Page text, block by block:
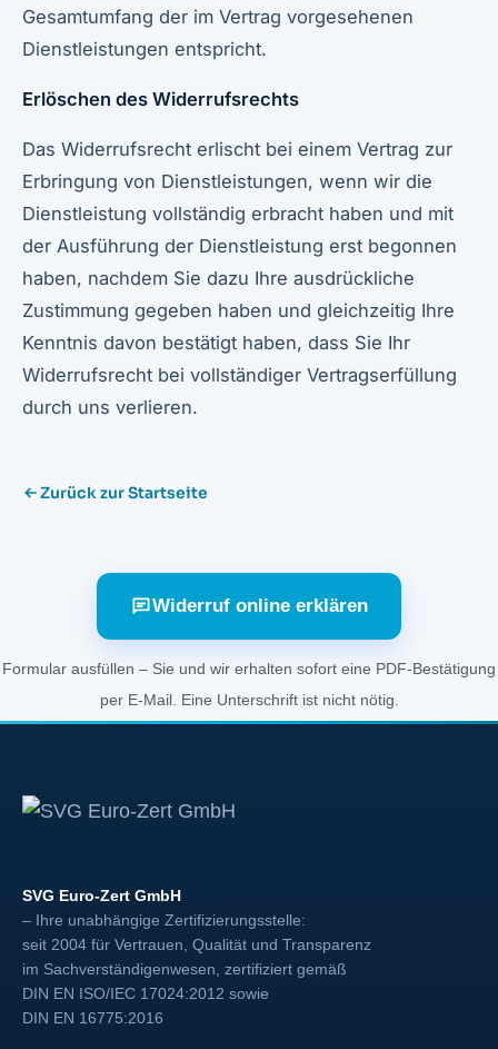
Gesamtumfang der im Vertrag vorgesehenen
Dienstleistungen entspricht.
Erlöschen des Widerrufsrechts
Das Widerrufsrecht erlischt bei einem Vertrag zur
Erbringung von Dienstleistungen, wenn wir die
Dienstleistung vollständig erbracht haben und mit
der Ausführung der Dienstleistung erst begonnen
haben, nachdem Sie dazu Ihre ausdrückliche
Zustimmung gegeben haben und gleichzeitig Ihre
Kenntnis davon bestätigt haben, dass Sie Ihr
Widerrufsrecht bei vollständiger Vertragserfüllung
durch uns verlieren.
Zurück zur Startseite
Widerruf online erklären
Formular ausfüllen – Sie und wir erhalten sofort eine PDF-Bestätigung
per E-Mail. Eine Unterschrift ist nicht nötig.
SVG Euro-Zert GmbH
– Ihre unabhängige Zertifizierungsstelle:
seit 2004 für Vertrauen, Qualität und Transparenz
im Sachverständigenwesen, zertifiziert gemäß
DIN EN ISO/IEC 17024:2012 sowie
DIN EN 16775:2016